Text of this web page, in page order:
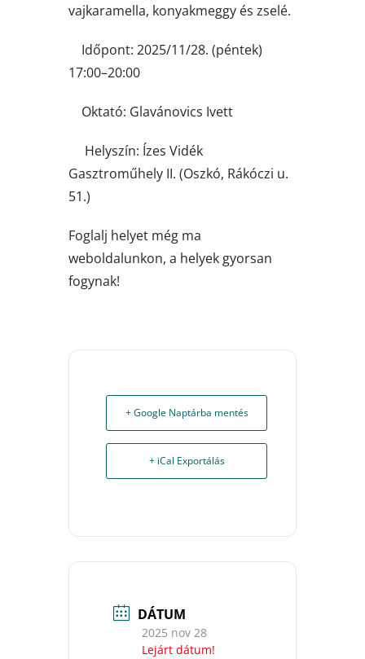
vajkaramella, konyakmeggy és zselé.
Időpont: 2025/11/28. (péntek)
17:00–20:00
Oktató: Glavánovics Ivett
Helyszín: Ízes Vidék
Gasztroműhely II. (Oszkó, Rákóczi u.
51.)
Foglalj helyet még ma
weboldalunkon, a helyek gyorsan
fogynak!
+ Google Naptárba mentés
+ iCal Exportálás
DÁTUM
2025 nov 28
Lejárt dátum!